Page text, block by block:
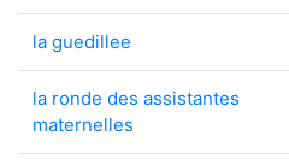
la guedillee
la ronde des assistantes
maternelles